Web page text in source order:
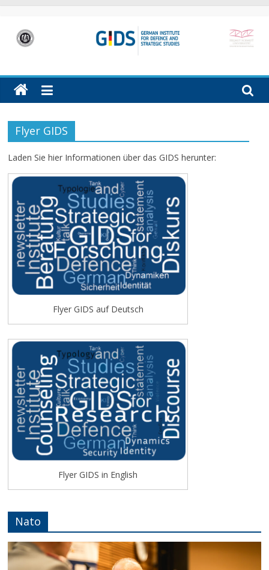
contentGIDS
German
Institute
Defence
and
Strategic
(GIDS)
Hamburg
Flyer GIDS
Laden Sie hier Informationen über das GIDS herunter:
Flyer GIDS auf Deutsch
Flyer GIDS in English
Nato